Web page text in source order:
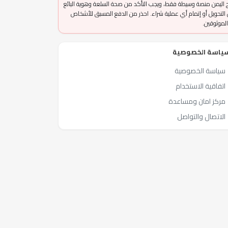
اليمن منصة وسيطة فقط، ويجب التأكد من صحة السلعة وهوية البائع
التحويل أو إتمام أي عملية شراء. احذر من الدفع المسبق للأشخاص
الخصوصية
سياسة الخصوصية
اتفاقية الاستخدام
مركز امان ومساعدة
الاتصال والتواصل